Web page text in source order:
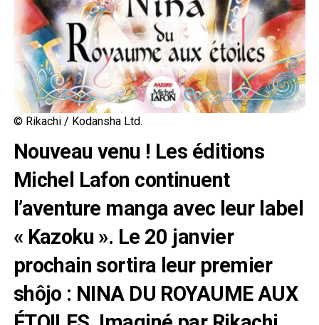
© Rikachi / Kodansha Ltd.
Nouveau venu ! Les éditions
Michel Lafon continuent
l’aventure manga avec leur label
« Kazoku ». Le 20 janvier
prochain sortira leur premier
shôjo : NINA DU ROYAUME AUX